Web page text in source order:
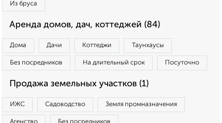
Из бруса
Аренда домов, дач, коттеджей (84)
Дома Дачи Коттеджи Таунхаусы
Без посредников На длительный срок Посуточно
Продажа земельных участков (1)
ИЖС Садоводство Земля промназначения